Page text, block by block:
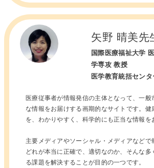
矢野 晴美先
国際医療福祉大学
学専攻 教授
医学教育統括セン
医療従事者が情報発信の主体となって、一般
な情報をお届けする画期的なサイトです。健
を、わかりやすく、科学的にも正当な情報を
主要メディアやソーシャル・メディアなどで
どれが本当に正確で、適切なのか、そんな多
る課題を解決することが目的の一つです。